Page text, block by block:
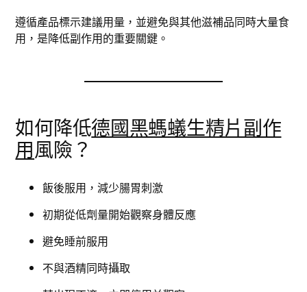
遵循產品標示建議用量，並避免與其他滋補品同時大量食
用，是降低副作用的重要關鍵。
如何降低德國黑螞蟻生精片副作
用風險？
飯後服用，減少腸胃刺激
初期從低劑量開始觀察身體反應
避免睡前服用
不與酒精同時攝取